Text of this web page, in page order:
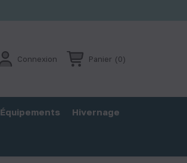
Connexion Panier (0)
Équipements Hivernage